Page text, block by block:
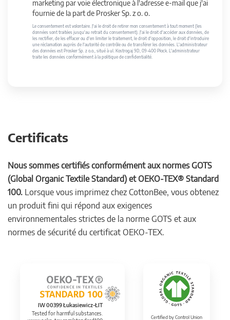
marketing par voie électronique à l'adresse e-mail que j'ai
fournie de la part de Prosker Sp. z o. o.
Le consentement est volontaire. J'ai le droit de retirer mon consentement à tout moment (les
données sont traitées jusqu'au retrait du consentement). J'ai le droit d'accéder aux données, de
les rectifier, de les effacer ou d'en limiter le traitement, le droit d'opposition, le droit d'introduire
une réclamation auprès de l'autorité de contrôle ou de transférer les données. L'administrateur
des données est Prosker Sp. z o.o., situé à ul. Kostrogaj 9D, 09-400 Płock. L'administrateur
traite les données conformément à la politique de confidentialité.
Certificats
Nous sommes certifiés conformément aux normes GOTS
(Global Organic Textile Standard) et OEKO-TEX® Standard
100. Lorsque vous imprimez chez CottonBee, vous obtenez
un produit fini qui répond aux exigences
environnementales strictes de la norme GOTS et aux
normes de sécurité du certificat OEKO-TEX.
IW 00399 Łukasiewicz-ŁIT
Tested for harmful substances.
Certified by Control Union